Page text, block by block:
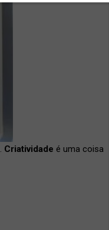
Criatividade é uma coisa